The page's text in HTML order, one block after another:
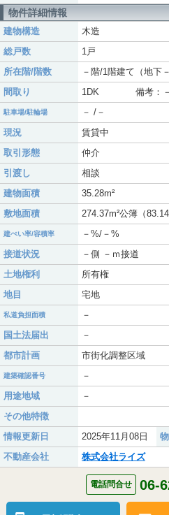
物件詳細情報
建物構造
木造
総戸数
1戸
所在階/階数
－階/1階建て（地下－
間取り
1DK 備考：－
駐車場/駐輪場
－ /－
現況
賃貸中
取引形態
仲介
引渡し
相談
建物面積
35.28m²
敷地面積
274.37m²公簿（83.14
建ぺい率/容積率
－%/－%
接道状況
－側 －ｍ接道
土地権利
所有権
地目
宅地
私道負担面積
－
国土法届出
－
都市計画
市街化調整区域
建築確認番号
－
用途地域
－
その他特徴
情報更新日
2025年11月08日
不動産会社
株式会社ライズ
電話問合せ 06-